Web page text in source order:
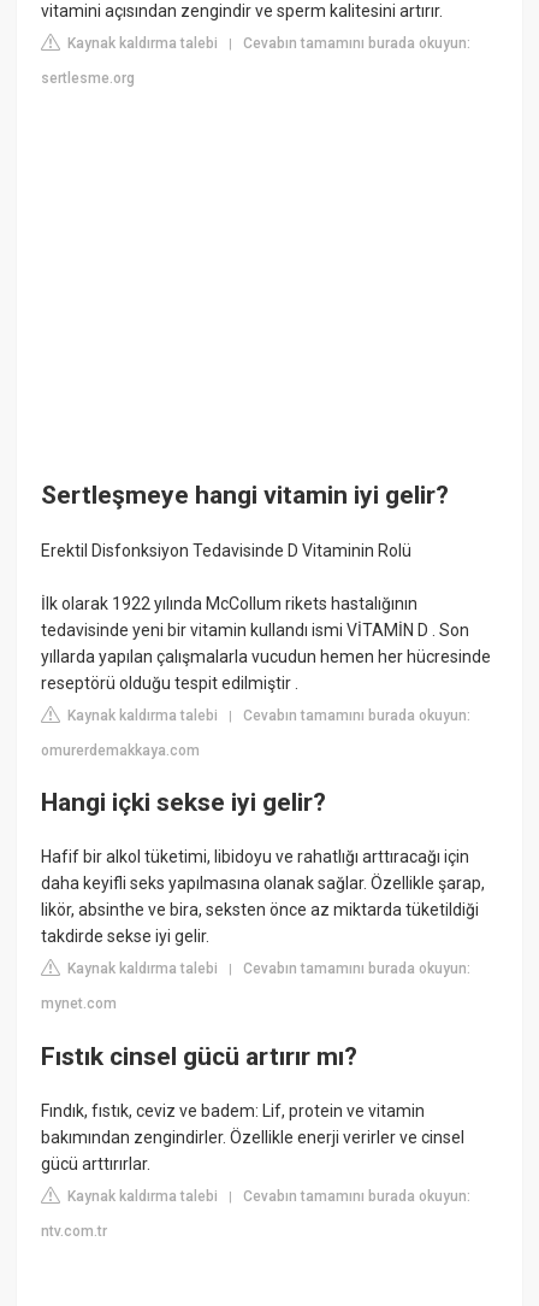
vitamini açısından zengindir ve sperm kalitesini artırır.
Kaynak kaldırma talebi |Cevabın tamamını burada okuyun:
sertlesme.org
Sertleşmeye hangi vitamin iyi gelir?
Erektil Disfonksiyon Tedavisinde D Vitaminin Rolü
İlk olarak 1922 yılında McCollum rikets hastalığının
tedavisinde yeni bir vitamin kullandı ismi VİTAMİN D . Son
yıllarda yapılan çalışmalarla vucudun hemen her hücresinde
reseptörü olduğu tespit edilmiştir .
Kaynak kaldırma talebi |Cevabın tamamını burada okuyun:
omurerdemakkaya.com
Hangi içki sekse iyi gelir?
Hafif bir alkol tüketimi, libidoyu ve rahatlığı arttıracağı için
daha keyifli seks yapılmasına olanak sağlar. Özellikle şarap,
likör, absinthe ve bira, seksten önce az miktarda tüketildiği
takdirde sekse iyi gelir.
Kaynak kaldırma talebi |Cevabın tamamını burada okuyun:
mynet.com
Fıstık cinsel gücü artırır mı?
Fındık, fıstık, ceviz ve badem: Lif, protein ve vitamin
bakımından zengindirler. Özellikle enerji verirler ve cinsel
gücü arttırırlar.
Kaynak kaldırma talebi |Cevabın tamamını burada okuyun:
ntv.com.tr